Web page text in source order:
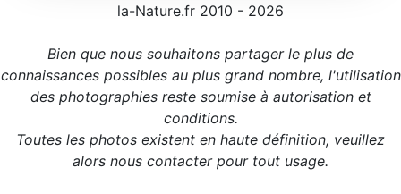
la-Nature.fr 2010 - 2026
Bien que nous souhaitons partager le plus de
connaissances possibles au plus grand nombre, l'utilisation
des photographies reste soumise à autorisation et
conditions.
Toutes les photos existent en haute définition, veuillez
alors nous contacter pour tout usage.